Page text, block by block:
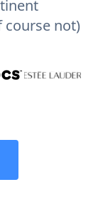
course not)